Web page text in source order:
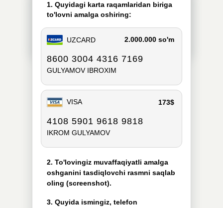
UZCARD 2.000.000 so'm
8600 3004 4316 7169
GULYAMOV IBROXIM
VISA 173$
4108 5901 9618 9818
IKROM GULYAMOV
1. Quyidagi karta raqamlaridan biriga
to'lovni amalga oshiring:
2. To'lovingiz muvaffaqiyatli amalga
oshganini tasdiqlovchi rasmni saqlab
oling (screenshot).
3. Quyida ismingiz, telefon